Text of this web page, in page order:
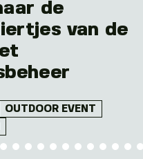
de
van de
OUTDOOR EVENT